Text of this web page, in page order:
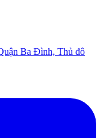
Ba Đình, Thủ đô